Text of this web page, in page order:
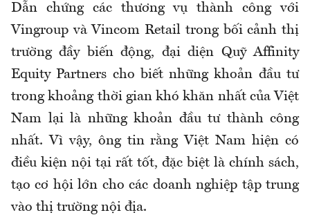
Dẫn chứng các thương vụ thành công với
Vingroup và Vincom Retail trong bối cảnh thị
trường đầy biến động, đại diện Quỹ Affinity
Equity Partners cho biết những khoản đầu tư
trong khoảng thời gian khó khăn nhất của Việt
Nam lại là những khoản đầu tư thành công
nhất. Vì vậy, ông tin rằng Việt Nam hiện có
điều kiện nội tại rất tốt, đặc biệt là chính sách,
tạo cơ hội lớn cho các doanh nghiệp tập trung
vào thị trường nội địa.